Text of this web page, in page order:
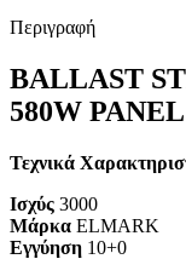
Περιγραφή
BALLAST
580W
Τεχνικά
Ισχύς 3000
Μάρκα ELMARK
Εγγύηση 10+0